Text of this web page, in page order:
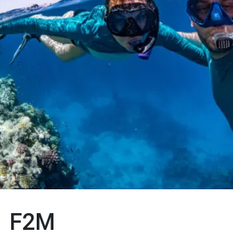
Chargement...
F2M